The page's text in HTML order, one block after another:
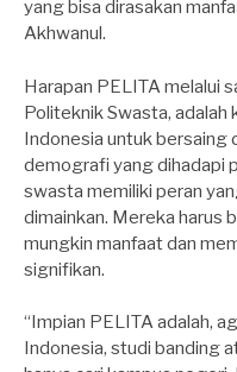
yang bisa dirasakan
Akhwanul.
Harapan PELITA melalui
Politeknik Swasta, adalah
Indonesia untuk bersaing
demografi yang dihadapi
swasta memiliki peran
dimainkan. Mereka harus
mungkin manfaat dan
signifikan.
“Impian PELITA adalah,
Indonesia, studi banding